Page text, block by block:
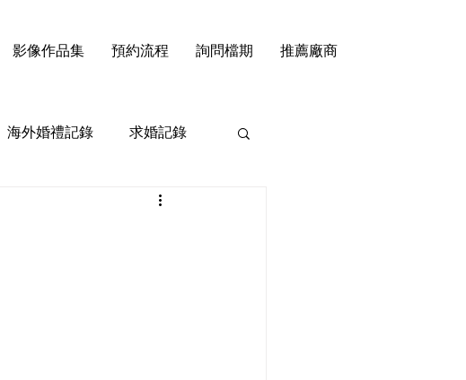
影像作品集 預約流程 詢問檔期 推薦廠商
海外婚禮記錄 求婚記錄